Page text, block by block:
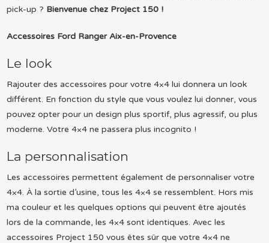
pick-up ? Bienvenue chez Project 150 !
Accessoires Ford Ranger Aix-en-Provence
Le look
Rajouter des accessoires pour votre 4×4 lui donnera un look
différent. En fonction du style que vous voulez lui donner, vous
pouvez opter pour un design plus sportif, plus agressif, ou plus
moderne. Votre 4×4 ne passera plus incognito !
La personnalisation
Les accessoires permettent également de personnaliser votre
4×4. À la sortie d’usine, tous les 4×4 se ressemblent. Hors mis
ma couleur et les quelques options qui peuvent être ajoutés
lors de la commande, les 4×4 sont identiques. Avec les
accessoires Project 150 vous êtes sûr que votre 4×4 ne